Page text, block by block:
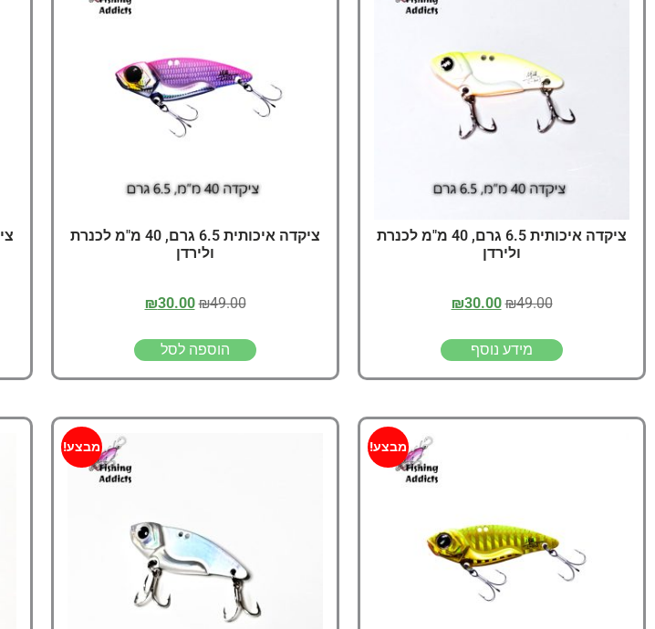
ציקדה איכותית 6.5 גרם, 40 מ"מ לכנרת
ולירדן
₪49.00
₪30.00
מידע נוסף
ציקדה איכותית 6.5 גרם, 40 מ"מ לכנרת
ולירדן
₪49.00
₪30.00
הוספה לסל
מבצע! מבצע!